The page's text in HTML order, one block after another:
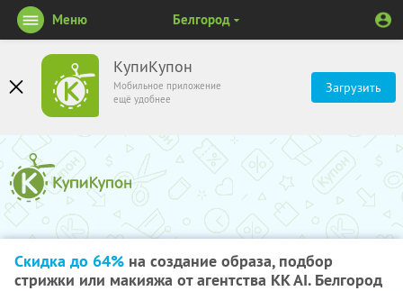
КупиКупон
Мобильное приложение
ещё удобнее
Загрузить
Меню Белгород
Скидка до 64% на создание образа, подбор
стрижки или макияжа от агентства KK AI. Белгород